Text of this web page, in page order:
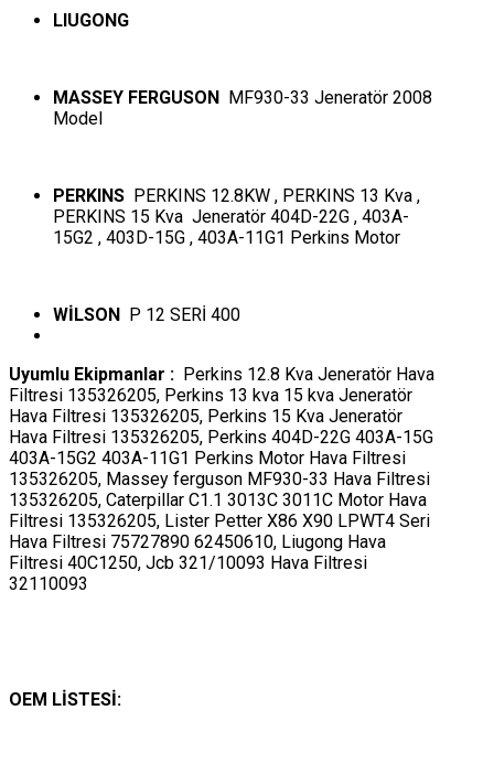
LIUGONG
MASSEY FERGUSON MF930-33 Jeneratör 2008
Model
PERKINS PERKINS 12.8KW , PERKINS 13 Kva ,
PERKINS 15 Kva Jeneratör 404D-22G , 403A-
15G2 , 403D-15G , 403A-11G1 Perkins Motor
WİLSON P 12 SERİ 400
Uyumlu Ekipmanlar : Perkins 12.8 Kva Jeneratör Hava
Filtresi 135326205, Perkins 13 kva 15 kva Jeneratör
Hava Filtresi 135326205, Perkins 15 Kva Jeneratör
Hava Filtresi 135326205, Perkins 404D-22G 403A-15G
403A-15G2 403A-11G1 Perkins Motor Hava Filtresi
135326205, Massey ferguson MF930-33 Hava Filtresi
135326205, Caterpillar C1.1 3013C 3011C Motor Hava
Filtresi 135326205, Lister Petter X86 X90 LPWT4 Seri
Hava Filtresi 75727890 62450610, Liugong Hava
Filtresi 40C1250, Jcb 321/10093 Hava Filtresi
32110093
OEM LİSTESİ: